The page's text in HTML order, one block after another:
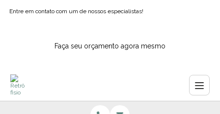
Entre em contato com um de nossos especialistas!
Faça seu orçamento agora mesmo